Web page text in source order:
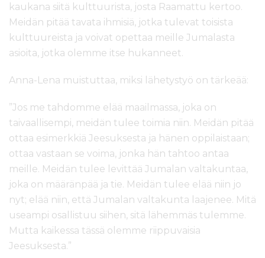
kaukana siitä kulttuurista, josta Raamattu kertoo.
Meidän pitää tavata ihmisiä, jotka tulevat toisista
kulttuureista ja voivat opettaa meille Jumalasta
asioita, jotka olemme itse hukanneet.
Anna-Lena muistuttaa, miksi lähetystyö on tärkeää:
”Jos me tahdomme elää maailmassa, joka on
taivaallisempi, meidän tulee toimia niin. Meidän pitää
ottaa esimerkkiä Jeesuksesta ja hänen oppilaistaan;
ottaa vastaan se voima, jonka hän tahtoo antaa
meille. Meidän tulee levittää Jumalan valtakuntaa,
joka on määränpää ja tie. Meidän tulee elää niin jo
nyt; elää niin, että Jumalan valtakunta laajenee. Mitä
useampi osallistuu siihen, sitä lähemmäs tulemme.
Mutta kaikessa tässä olemme riippuvaisia
Jeesuksesta.”